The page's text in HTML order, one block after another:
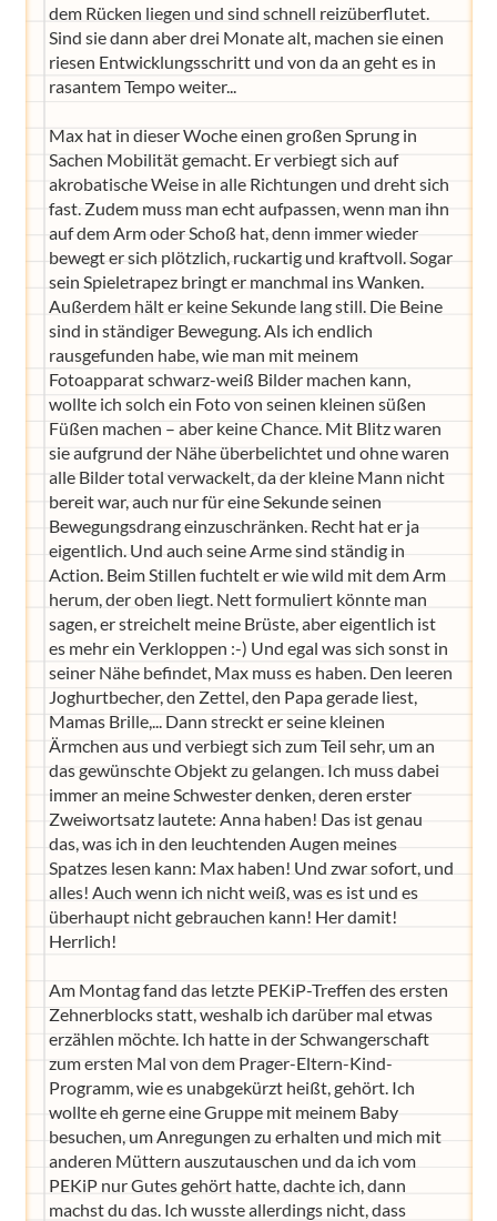
dem Rücken liegen und sind schnell reizüberflutet.
Sind sie dann aber drei Monate alt, machen sie einen
riesen Entwicklungsschritt und von da an geht es in
rasantem Tempo weiter...
Max hat in dieser Woche einen großen Sprung in
Sachen Mobilität gemacht. Er verbiegt sich auf
akrobatische Weise in alle Richtungen und dreht sich
fast. Zudem muss man echt aufpassen, wenn man ihn
auf dem Arm oder Schoß hat, denn immer wieder
bewegt er sich plötzlich, ruckartig und kraftvoll. Sogar
sein Spieletrapez bringt er manchmal ins Wanken.
Außerdem hält er keine Sekunde lang still. Die Beine
sind in ständiger Bewegung. Als ich endlich
rausgefunden habe, wie man mit meinem
Fotoapparat schwarz-weiß Bilder machen kann,
wollte ich solch ein Foto von seinen kleinen süßen
Füßen machen – aber keine Chance. Mit Blitz waren
sie aufgrund der Nähe überbelichtet und ohne waren
alle Bilder total verwackelt, da der kleine Mann nicht
bereit war, auch nur für eine Sekunde seinen
Bewegungsdrang einzuschränken. Recht hat er ja
eigentlich. Und auch seine Arme sind ständig in
Action. Beim Stillen fuchtelt er wie wild mit dem Arm
herum, der oben liegt. Nett formuliert könnte man
sagen, er streichelt meine Brüste, aber eigentlich ist
es mehr ein Verkloppen :-) Und egal was sich sonst in
seiner Nähe befindet, Max muss es haben. Den leeren
Joghurtbecher, den Zettel, den Papa gerade liest,
Mamas Brille,... Dann streckt er seine kleinen
Ärmchen aus und verbiegt sich zum Teil sehr, um an
das gewünschte Objekt zu gelangen. Ich muss dabei
immer an meine Schwester denken, deren erster
Zweiwortsatz lautete: Anna haben! Das ist genau
das, was ich in den leuchtenden Augen meines
Spatzes lesen kann: Max haben! Und zwar sofort, und
alles! Auch wenn ich nicht weiß, was es ist und es
überhaupt nicht gebrauchen kann! Her damit!
Herrlich!
Am Montag fand das letzte PEKiP-Treffen des ersten
Zehnerblocks statt, weshalb ich darüber mal etwas
erzählen möchte. Ich hatte in der Schwangerschaft
zum ersten Mal von dem Prager-Eltern-Kind-
Programm, wie es unabgekürzt heißt, gehört. Ich
wollte eh gerne eine Gruppe mit meinem Baby
besuchen, um Anregungen zu erhalten und mich mit
anderen Müttern auszutauschen und da ich vom
PEKiP nur Gutes gehört hatte, dachte ich, dann
machst du das. Ich wusste allerdings nicht, dass